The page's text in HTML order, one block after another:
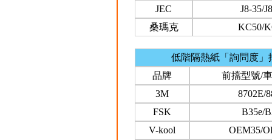
JEC
J8-35/
桑瑪克
KC50/
低階隔熱紙「詢問度」
品牌
前擋型號/
3M
8702E/
FSK
B35e/
V-kool
OEM35/